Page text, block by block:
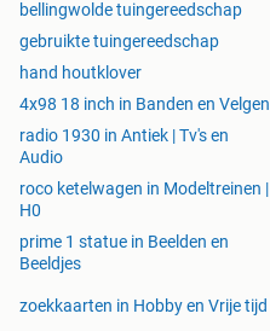
bellingwolde tuingereedschap
gebruikte tuingereedschap
hand houtklover
4x98 18 inch in Banden en Velgen
radio 1930 in Antiek | Tv's en
Audio
roco ketelwagen in Modeltreinen |
H0
prime 1 statue in Beelden en
Beeldjes
zoekkaarten in Hobby en Vrije tijd